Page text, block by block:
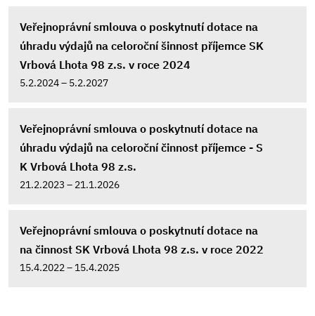
Veřejnoprávní smlouva o poskytnutí dotace na
úhradu výdajů na celoroční šinnost příjemce SK
Vrbová Lhota 98 z.s. v roce 2024
5.2.2024 – 5.2.2027
Veřejnoprávní smlouva o poskytnutí dotace na
úhradu výdajů na celoroční činnost příjemce - S
K Vrbová Lhota 98 z.s.
21.2.2023 – 21.1.2026
Veřejnoprávní smlouva o poskytnutí dotace na
na činnost SK Vrbová Lhota 98 z.s. v roce 2022
15.4.2022 – 15.4.2025